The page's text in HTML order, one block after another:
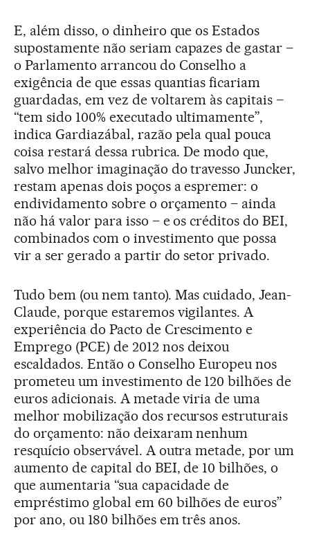
E, além disso, o dinheiro que os Estados
supostamente não seriam capazes de gastar –
o Parlamento arrancou do Conselho a
exigência de que essas quantias ficariam
guardadas, em vez de voltarem às capitais –
“tem sido 100% executado ultimamente”,
indica Gardiazábal, razão pela qual pouca
coisa restará dessa rubrica. De modo que,
salvo melhor imaginação do travesso Juncker,
restam apenas dois poços a espremer: o
endividamento sobre o orçamento – ainda
não há valor para isso – e os créditos do BEI,
combinados com o investimento que possa
vir a ser gerado a partir do setor privado.
Tudo bem (ou nem tanto). Mas cuidado, Jean-
Claude, porque estaremos vigilantes. A
experiência do Pacto de Crescimento e
Emprego (PCE) de 2012 nos deixou
escaldados. Então o Conselho Europeu nos
prometeu um investimento de 120 bilhões de
euros adicionais. A metade viria de uma
melhor mobilização dos recursos estruturais
do orçamento: não deixaram nenhum
resquício observável. A outra metade, por um
aumento de capital do BEI, de 10 bilhões, o
que aumentaria “sua capacidade de
empréstimo global em 60 bilhões de euros”
por ano, ou 180 bilhões em três anos.